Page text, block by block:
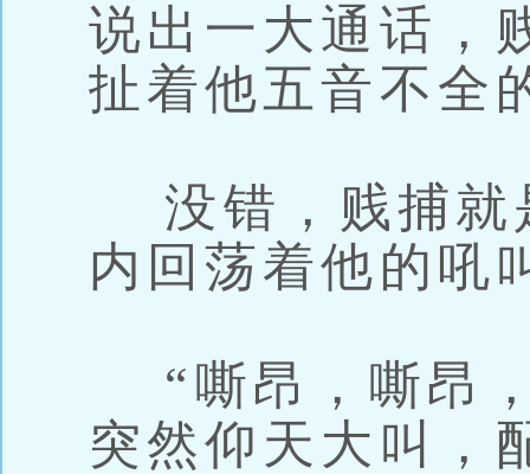
说出一大通话，
扯着他五音不全
没错，贱捕就
内回荡着他的吼
“嘶昂，嘶昂
突然仰天大叫，